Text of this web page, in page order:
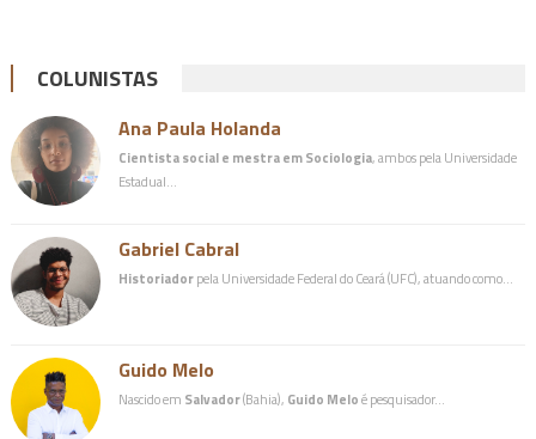
COLUNISTAS
Ana Paula Holanda
Cientista social e mestra em Sociologia, ambos pela Universidade
Estadual…
Gabriel Cabral
Historiadorpela Universidade Federal do Ceará (UFC), atuando como…
Guido Melo
Nascido em Salvador(Bahia), Guido Meloé pesquisador…